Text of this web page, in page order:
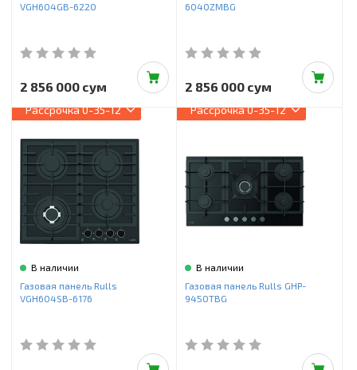
VGH604GB-6220
2 856 000 сум
6040ZMBG
2 856 000 сум
Рассрочка0-35-12
В наличии
Газовая панель Rulls
VGH604SB-6176
Рассрочка0-35-12
В наличии
Газовая панель Rulls GHP-
9450TBG